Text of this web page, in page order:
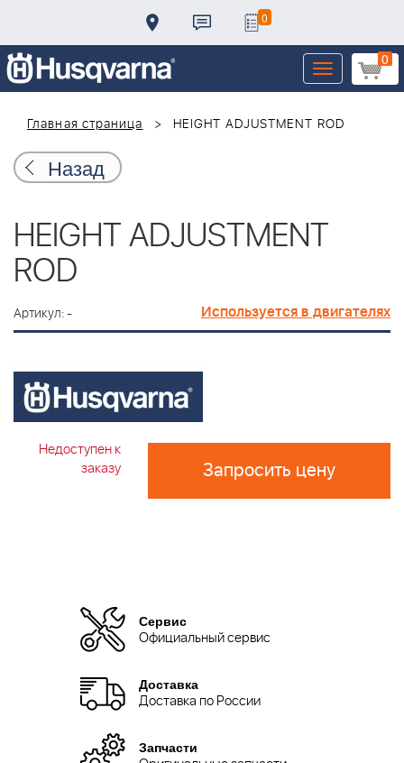
0
0
Toggle
navigation
Главная страница
HEIGHT ADJUSTMENT ROD
Назад
HEIGHT ADJUSTMENT
ROD
Артикул: - Используется в двигателях
Недоступен к
заказу
Запросить цену
Сервис
Официальный сервис
Доставка
Доставка по России
Запчасти